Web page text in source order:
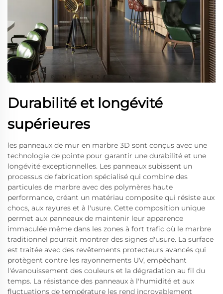
Durabilité et longévité
supérieures
les panneaux de mur en marbre 3D sont conçus avec une
technologie de pointe pour garantir une durabilité et une
longévité exceptionnelles. Les panneaux subissent un
processus de fabrication spécialisé qui combine des
particules de marbre avec des polymères haute
performance, créant un matériau composite qui résiste aux
chocs, aux rayures et à l'usure. Cette composition unique
permet aux panneaux de maintenir leur apparence
immaculée même dans les zones à fort trafic où le marbre
traditionnel pourrait montrer des signes d'usure. La surface
est traitée avec des revêtements protecteurs avancés qui
protègent contre les rayonnements UV, empêchant
l'évanouissement des couleurs et la dégradation au fil du
temps. La résistance des panneaux à l'humidité et aux
fluctuations de température les rend incroyablement